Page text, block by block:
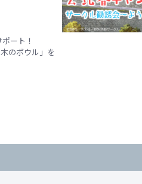
ポート！
木のボウル」を